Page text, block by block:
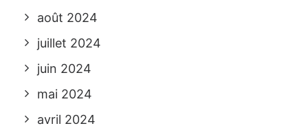
août 2024
juillet 2024
juin 2024
mai 2024
avril 2024